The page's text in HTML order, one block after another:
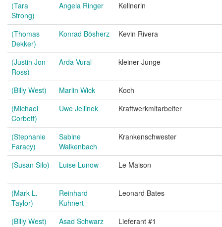
(Tara
Strong)
Angela Ringer Kellnerin
(Thomas
Dekker)
Konrad Bösherz Kevin Rivera
(Justin Jon
Ross)
Arda Vural kleiner Junge
(Billy West) Marlin Wick
Koch
(Michael
Corbett)
Uwe Jellinek Kraftwerkmitarbeiter
(Stephanie
Faracy)
Sabine
Walkenbach
Krankenschwester
(Susan Silo) Luise Lunow Le Maison
(Mark L.
Taylor)
Reinhard
Kuhnert
Leonard Bates
(Billy West) Asad Schwarz Lieferant #1